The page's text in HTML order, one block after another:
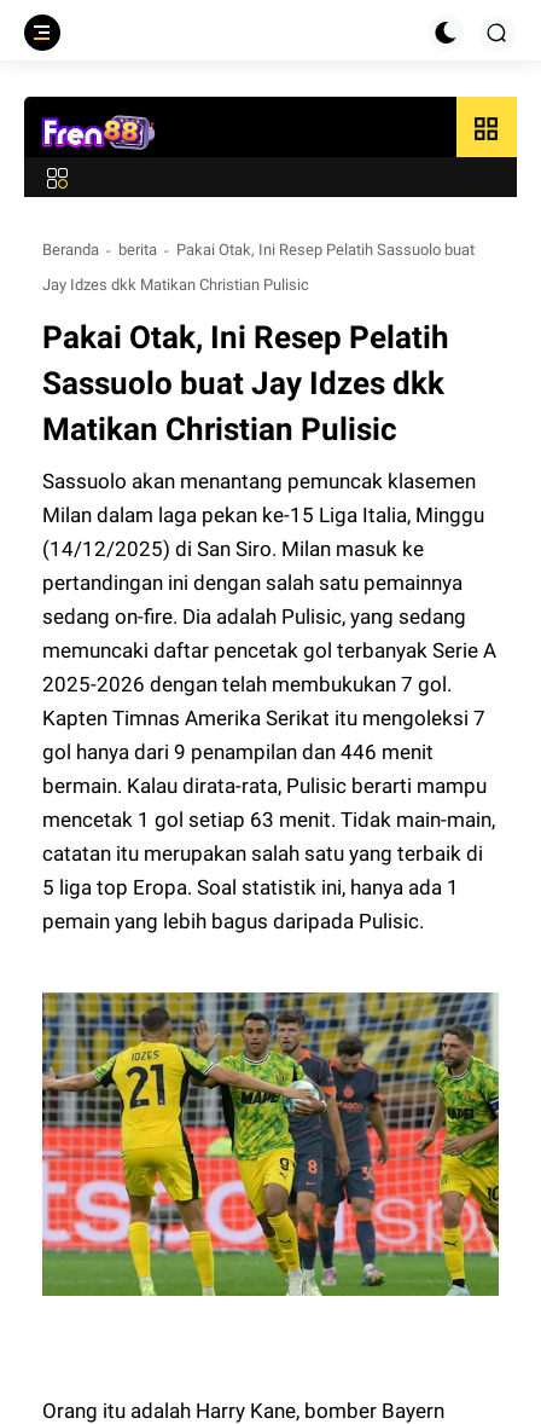
grid_view
Beranda berita
Pakai Otak, Ini Resep Pelatih Sassuolo buat
Jay Idzes dkk Matikan Christian Pulisic
Pakai Otak, Ini Resep Pelatih
Sassuolo buat Jay Idzes dkk
Matikan Christian Pulisic
Sassuolo akan menantang pemuncak klasemen
Milan dalam laga pekan ke-15 Liga Italia, Minggu
(14/12/2025) di San Siro. Milan masuk ke
pertandingan ini dengan salah satu pemainnya
sedang on-fire. Dia adalah Pulisic, yang sedang
memuncaki daftar pencetak gol terbanyak Serie A
2025-2026 dengan telah membukukan 7 gol.
Kapten Timnas Amerika Serikat itu mengoleksi 7
gol hanya dari 9 penampilan dan 446 menit
bermain. Kalau dirata-rata, Pulisic berarti mampu
mencetak 1 gol setiap 63 menit. Tidak main-main,
catatan itu merupakan salah satu yang terbaik di
5 liga top Eropa. Soal statistik ini, hanya ada 1
pemain yang lebih bagus daripada Pulisic.
Orang itu adalah Harry Kane, bomber Bayern